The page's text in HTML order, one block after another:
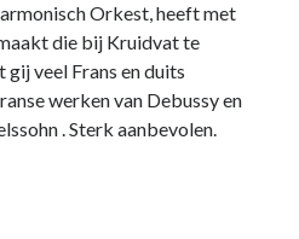
Orkest, heeft met
die bij Kruidvat te
veel Frans en duits
werken van Debussy en
. Sterk aanbevolen.